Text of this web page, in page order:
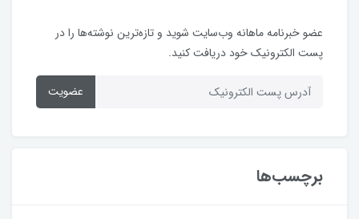
عضو خبرنامه ماهانه وب‌سایت شوید و تازه‌ترین نوشته‌ها را در
پست الکترونیک خود دریافت کنید.
عضویت
برچسب‌ها